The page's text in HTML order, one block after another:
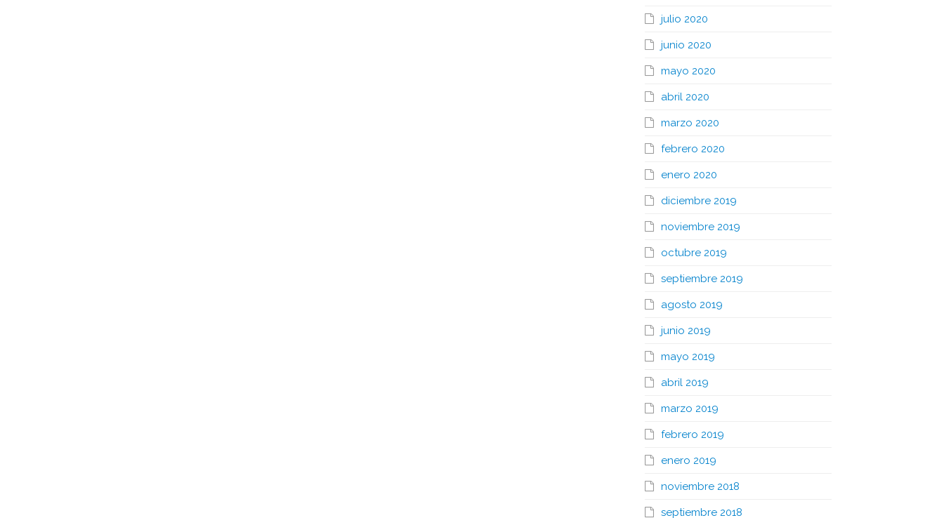
julio 2020
junio 2020
mayo 2020
abril 2020
marzo 2020
febrero 2020
enero 2020
diciembre 2019
noviembre 2019
octubre 2019
septiembre 2019
agosto 2019
junio 2019
mayo 2019
abril 2019
marzo 2019
febrero 2019
enero 2019
noviembre 2018
septiembre 2018